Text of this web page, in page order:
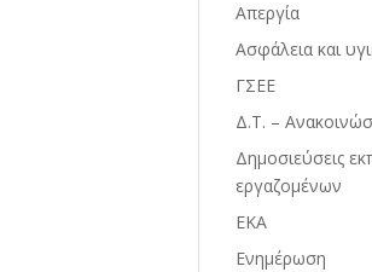
Απεργία
Ασφάλεια και
ΓΣΕΕ
Δ.Τ. –
Δημοσιεύσεις
εργαζομένων
ΕΚΑ
Ενημέρωση